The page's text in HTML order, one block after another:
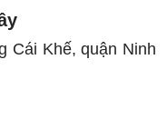
Cái Khế, quận Ninh